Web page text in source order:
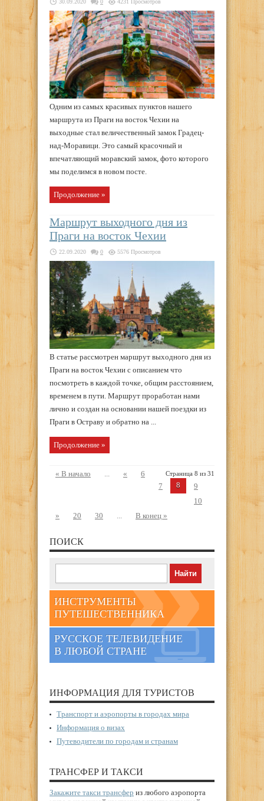
30.09.2020 0 4231 Просмотров
Одним из самых красивых пунктов нашего
маршрута из Праги на восток Чехии на
выходные стал величественный замок Градец-
над-Моравици. Это самый красочный и
впечатляющий моравский замок, фото которого
мы поделимся в новом посте.
Продолжение »
Маршрут выходного дня из
Праги на восток Чехии
22.09.2020 0 5576 Просмотров
В статье рассмотрен маршрут выходного дня из
Праги на восток Чехии с описанием что
посмотреть в каждой точке, общим расстоянием,
временем в пути. Маршрут проработан нами
лично и создан на основании нашей поездки из
Праги в Остраву и обратно на ...
Продолжение »
Страница 8 из 31
« В начало ... «
6
7
8
9
10
»
20 30 ... В конец »
ПОИСК
ИНСТРУМЕНТЫ
ПУТЕШЕСТВЕННИКА
РУССКОЕ ТЕЛЕВИДЕНИЕ
В ЛЮБОЙ СТРАНЕ
ИНФОРМАЦИЯ ДЛЯ ТУРИСТОВ
Транспорт и аэропорты в городах мира
Информация о визах
Путеводители по городам и странам
ТРАНСФЕР И ТАКСИ
Закажите такси трансфер из любого аэропорта